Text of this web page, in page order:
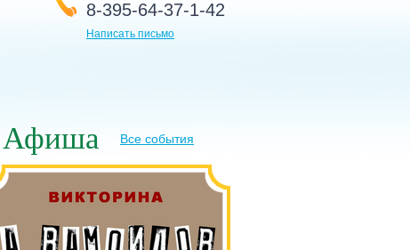
8-395-64-37-1-42
Написать письмо
Афиша Все события